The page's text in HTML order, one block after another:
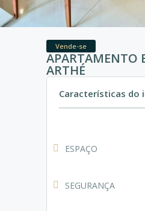
Vende-se
APARTAMENTO
ARTHÉ
Características do
ESPAÇO
SEGURANÇA